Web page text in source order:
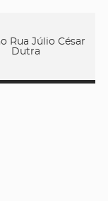
Rua Júlio César
Dutra